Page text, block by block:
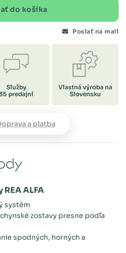
do košíka
Poslať na mail
Služby
predajní
Vlastná výroba na
Slovensku
a platba
ALFA
systém
zostavy presne podľa
spodných, horných a